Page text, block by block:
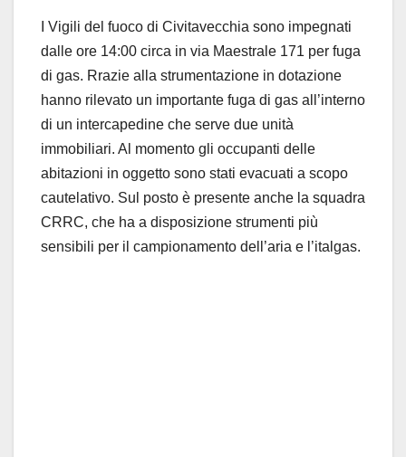
I Vigili del fuoco di Civitavecchia sono impegnati
dalle ore 14:00 circa in via Maestrale 171 per fuga
di gas. Rrazie alla strumentazione in dotazione
hanno rilevato un importante fuga di gas all’interno
di un intercapedine che serve due unità
immobiliari. Al momento gli occupanti delle
abitazioni in oggetto sono stati evacuati a scopo
cautelativo. Sul posto è presente anche la squadra
CRRC, che ha a disposizione strumenti più
sensibili per il campionamento dell’aria e l’italgas.